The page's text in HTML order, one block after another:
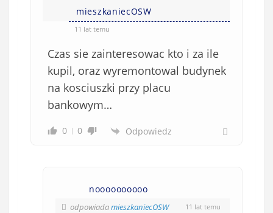
mieszkaniecOSW
11 lat temu
Czas sie zainteresowac kto i za ile
kupil, oraz wyremontowal budynek
na kosciuszki przy placu
bankowym…
0 0 Odpowiedz
noooooooooo
odpowiadamieszkaniecOSW 11 lat temu